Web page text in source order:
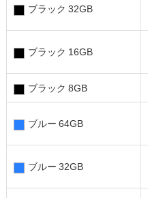
ブラック 32GB
ブラック 16GB
ブラック 8GB
ブルー 64GB
ブルー 32GB